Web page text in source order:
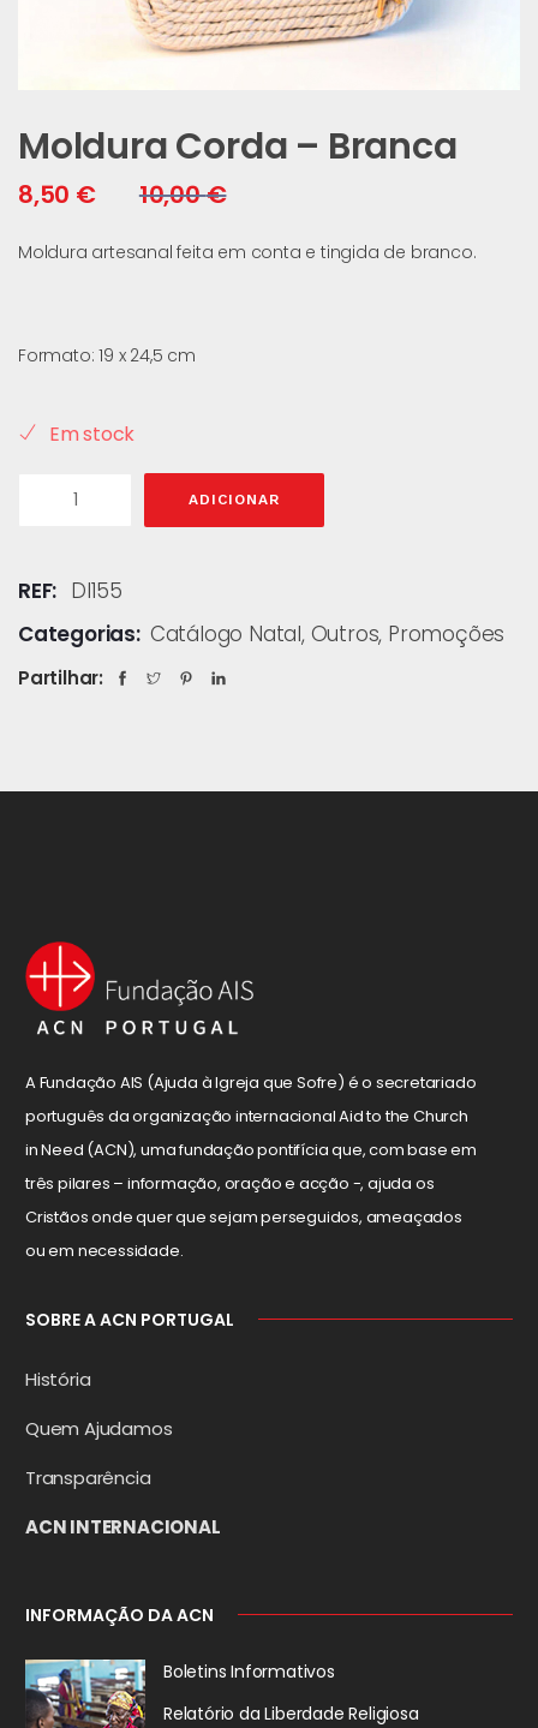
Moldura Corda – Branca
10,00€
8,50 €
Moldura artesanal feita em conta e tingida de branco.
Formato: 19 x 24,5 cm
Em stock
ADICIONAR
REF: DI155
Categorias: Catálogo Natal, Outros, Promoções
Partilhar:
A Fundação AIS (Ajuda à Igreja que Sofre) é o secretariado
português da organização internacional Aid to the Church
in Need (ACN), uma fundação pontifícia que, com base em
três pilares – informação, oração e acção -, ajuda os
Cristãos onde quer que sejam perseguidos, ameaçados
ou em necessidade.
SOBRE A ACN PORTUGAL
História
Quem Ajudamos
Transparência
ACN INTERNACIONAL
INFORMAÇÃO DA ACN
Boletins Informativos
Relatório da Liberdade Religiosa